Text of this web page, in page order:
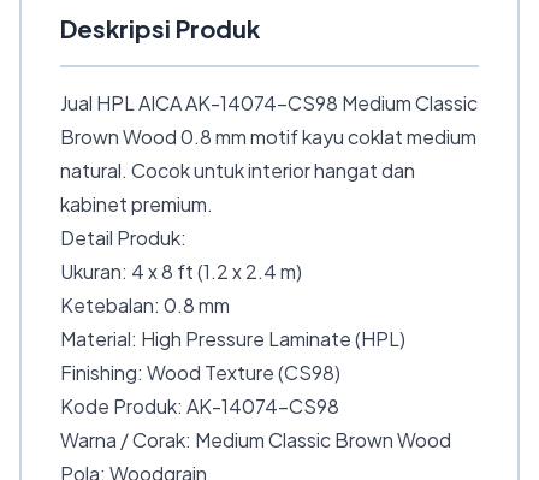
Deskripsi Produk
Jual HPL AICA AK-14074-CS98 Medium Classic
Brown Wood 0.8 mm motif kayu coklat medium
natural. Cocok untuk interior hangat dan
kabinet premium.
Detail Produk:
Ukuran: 4 x 8 ft (1.2 x 2.4 m)
Ketebalan: 0.8 mm
Material: High Pressure Laminate (HPL)
Finishing: Wood Texture (CS98)
Kode Produk: AK-14074-CS98
Warna / Corak: Medium Classic Brown Wood
Pola: Woodgrain